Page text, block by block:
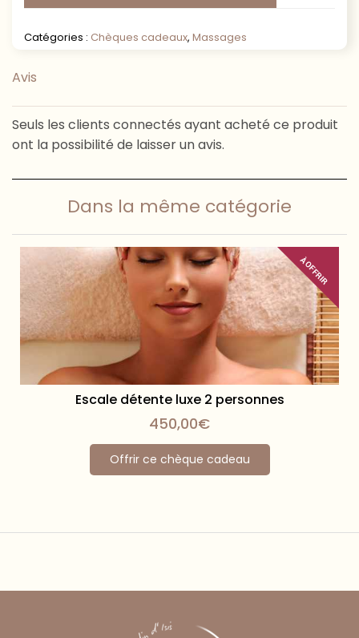
Catégories : Chèques cadeaux, Massages
Avis
Seuls les clients connectés ayant acheté ce produit
ont la possibilité de laisser un avis.
Dans la même catégorie
À OFFRIR
Escale détente luxe 2 personnes
450,00€
Offrir ce chèque cadeau